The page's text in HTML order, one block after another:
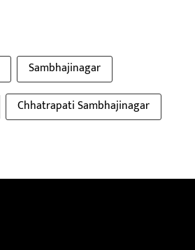
Sambhajinagar
Chhatrapati Sambhajinagar